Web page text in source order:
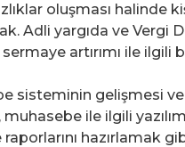
oluşması halinde
Adli yargıda ve Vergi
artırımı ile
sisteminin gelişmesi
ile ilgili
hazırlamak